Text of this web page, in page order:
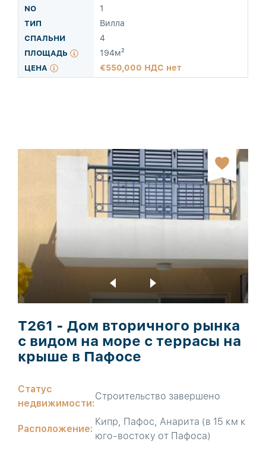
1
Вилла
4
194м²
550,000 НДС нет
T261 - Дом вторичного рынка
с видом на море с террасы на
крыше в Пафосе
Статус
недвижимости:
Строительство завершено
Расположение:
Кипр, Пафос, Анарита (в 15 км к
юго-востоку от Пафоса)